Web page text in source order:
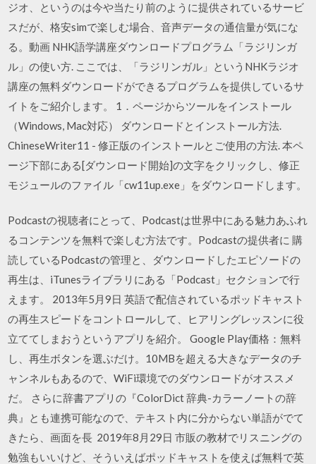
ジオ、というのは今や当たり前のように提供されているサービ
スだが、格安simで楽しむ場合、音声データの通信量が気にな
る。動画 NHK語学講座ダウンロードプログラム「ラジリンガ
ル」の使い方. ここでは、「ラジリンガル」というNHKラジオ
講座の無料ダウンロードができるプログラムを提供しているサ
イトをご紹介します。 1．ページからツールをインストール
（Windows, Mac対応） ダウンロードとインストール方法.
ChineseWriter11 - 修正版のインストールとご使用の方法. 本ペ
ージ下部にある[ダウンロード開始]の文字をクリックし、修正
モジュールのファイル「cw11up.exe」をダウンロードします。
Podcastの視聴者にとって、Podcastは世界中にある魅力あふれ
るコンテンツを無料で楽しむ方法です。Podcastの提供者に 購
読しているPodcastの管理と、ダウンロードしたエピソードの
再生は、iTunesライブラリにある「Podcast」セクションで行
えます。 2013年5月9日 英語で配信されているポッドキャスト
の再生スピードをコントロールして、ヒアリングレッスンに役
立ててしまおうというアプリを紹介。 Google Play価格：無料
し、再生ボタンを選ぶだけ。10MBを超える大きなデータのチ
ャンネルもあるので、WiFi環境でのダウンロードがオススメ
だ。 さらに辞書アプリの『ColorDict 辞典-カラーノートの辞
典』とも連携可能なので、テキスト内に分からない単語がでて
きたら、画面を長 2019年8月29日 市販の教材でリスニングの
勉強もいいけど、そういえばポッドキャストを使えば無料で英